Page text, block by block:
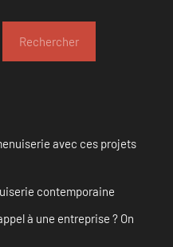
Rechercher
avec ces projets
contemporaine
à une entreprise ? On